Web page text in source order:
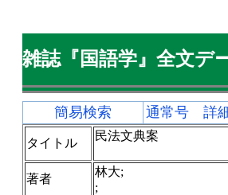
雑誌『国語学』全文デ
簡易検索 通常号 詳
タイトル
民法文典案
著者
林大;
;